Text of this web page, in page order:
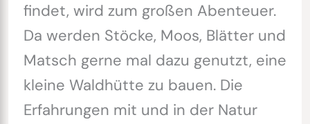
findet, wird zum großen Abenteuer.
Da werden Stöcke, Moos, Blätter und
Matsch gerne mal dazu genutzt, eine
kleine Waldhütte zu bauen. Die
Erfahrungen mit und in der Natur